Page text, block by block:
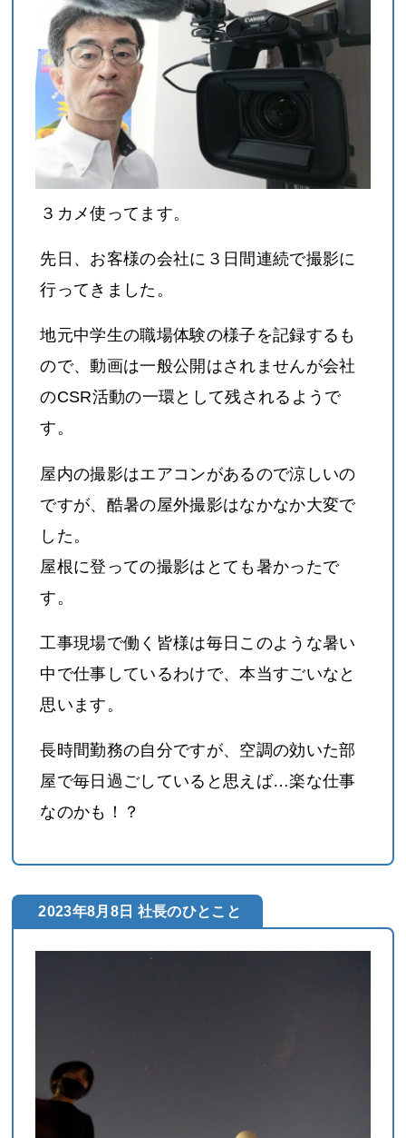
３カメ使ってます。
先日、お客様の会社に３日間連続で撮影に
行ってきました。
地元中学生の職場体験の様子を記録するも
ので、動画は一般公開はされませんが会社
のCSR活動の一環として残されるようで
す。
屋内の撮影はエアコンがあるので涼しいの
ですが、酷暑の屋外撮影はなかなか大変で
した。
屋根に登っての撮影はとても暑かったで
す。
工事現場で働く皆様は毎日このような暑い
中で仕事しているわけで、本当すごいなと
思います。
長時間勤務の自分ですが、空調の効いた部
屋で毎日過ごしていると思えば…楽な仕事
なのかも！？
2023年8月8日 社長のひとこと